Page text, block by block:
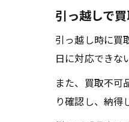
引っ越しで
引っ越し時に買
日に対応できな
また、買取不可
り確認し、納得